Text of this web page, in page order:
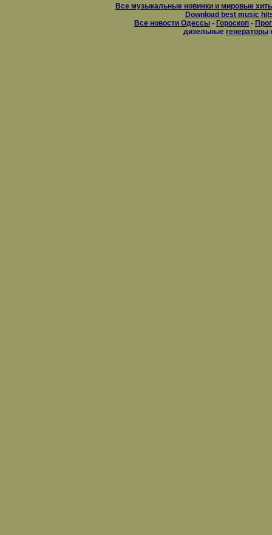
Все музыкальные новинки и мировые
Download best music
Все новости Одессы - Гороскоп -
дизельные генераторы